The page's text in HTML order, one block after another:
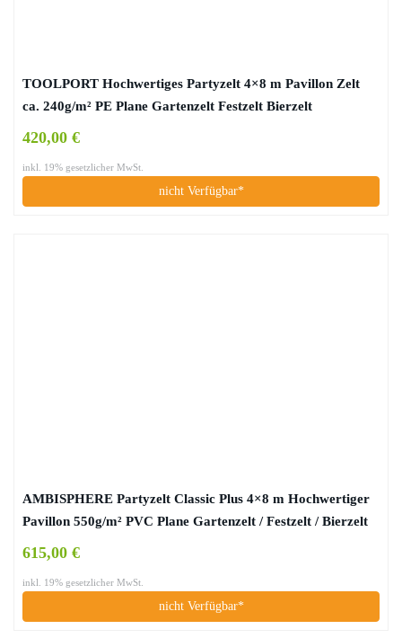
TOOLPORT Hochwertiges Partyzelt 4×8 m Pavillon Zelt
ca. 240g/m² PE Plane Gartenzelt Festzelt Bierzelt
420,00 €
inkl. 19% gesetzlicher MwSt.
nicht Verfügbar*
AMBISPHERE Partyzelt Classic Plus 4×8 m Hochwertiger
Pavillon 550g/m² PVC Plane Gartenzelt / Festzelt / Bierzelt
Jahren Garantie
615,00 €
inkl. 19% gesetzlicher MwSt.
nicht Verfügbar*